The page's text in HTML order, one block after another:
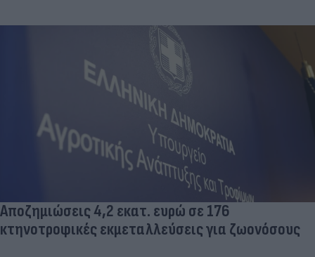
Αποζημιώσεις 4,2 εκατ. ευρώ σε 176
κτηνοτροφικές εκμεταλλεύσεις για ζωονόσους